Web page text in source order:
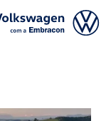
Volkswagen com